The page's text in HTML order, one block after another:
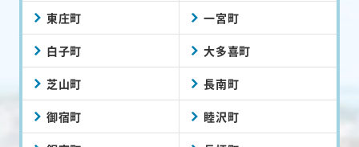
東庄町 一宮町
白子町 大多喜町
芝山町 長南町
御宿町 睦沢町